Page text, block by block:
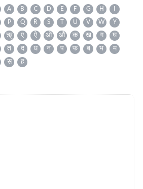
A B C D E F G H
I
P Q R S T U V W
Y
ॠ ए ऐ ओ औ क ख ग
घ
त द ध न प फ ब भ
म
स ह